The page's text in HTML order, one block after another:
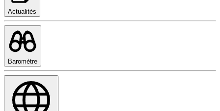
Actualités
Baromètre